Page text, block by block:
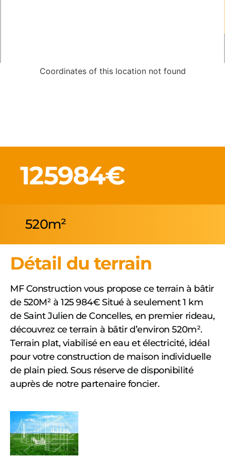
Coordinates of this location not found
125984€
520m²
Détail du terrain
MF Construction vous propose ce terrain à bâtir
de 520M² à 125 984€ Situé à seulement 1 km
de Saint Julien de Concelles, en premier rideau,
découvrez ce terrain à bâtir d’environ 520m².
Terrain plat, viabilisé en eau et électricité, idéal
pour votre construction de maison individuelle
de plain pied. Sous réserve de disponibilité
auprès de notre partenaire foncier.